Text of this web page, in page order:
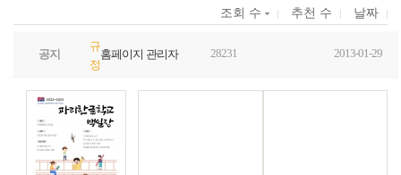
조회 수 추천 수 날짜
공지
규
정
홈페이지 관리자 28231 2013-01-29